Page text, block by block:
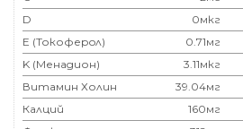
D
0мкг
E (Токоферoл)
0.71мг
K (Менадион)
3.11мкг
Витамин Холин
39.04мг
Калций
160мг